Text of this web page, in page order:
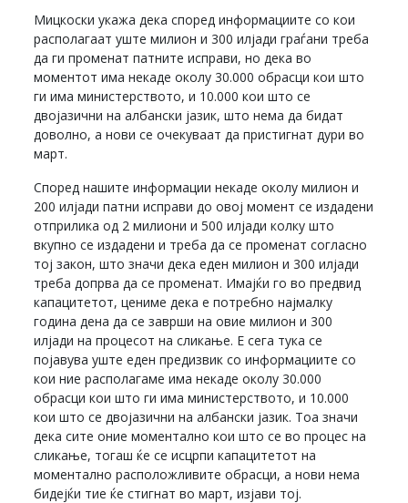
Мицкоски укажа дека според информациите со кои
располагаат уште милион и 300 илјади граѓани треба
да ги променат патните исправи, но дека во
моментот има некаде околу 30.000 обрасци кои што
ги има министерството, и 10.000 кои што се
двојазични на албански јазик, што нема да бидат
доволно, а нови се очекуваат да пристигнат дури во
март.
Според нашите информации некаде околу милион и
200 илјади патни исправи до овој момент се издадени
отприлика од 2 милиони и 500 илјади колку што
вкупно се издадени и треба да се променат согласно
тој закон, што значи дека еден милион и 300 илјади
треба допрва да се променат. Имајќи го во предвид
капацитетот, цениме дека е потребно најмалку
година дена да се заврши на овие милион и 300
илјади на процесот на сликање. Е сега тука се
појавува уште еден предизвик со информациите со
кои ние располагаме има некаде околу 30.000
обрасци кои што ги има министерството, и 10.000
кои што се двојазични на албански јазик. Тоа значи
дека сите оние моментално кои што се во процес на
сликање, тогаш ќе се исцрпи капацитетот на
моментално расположливите обрасци, а нови нема
бидејќи тие ќе стигнат во март, изјави тој.